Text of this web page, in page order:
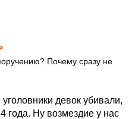
Почему сразу не
девок убивали,
года. Ну возмездие у нас